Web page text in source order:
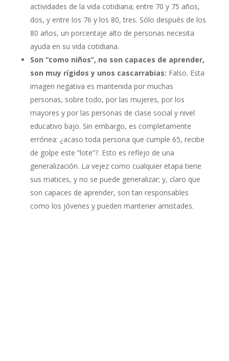
actividades de la vida cotidiana; entre 70 y 75 años,
dos, y entre los 76 y los 80, tres. Sólo después de los
80 años, un porcentaje alto de personas necesita
ayuda en su vida cotidiana.
Son “como niños”, no son capaces de aprender,
son muy rígidos y unos cascarrabias: Falso. Esta
imagen negativa es mantenida por muchas
personas, sobre todo, por las mujeres, por los
mayores y por las personas de clase social y nivel
educativo bajo. Sin embargo, es completamente
errónea: ¿acaso toda persona que cumple 65, recibe
de golpe este “lote”?. Esto es reflejo de una
generalización. La vejez como cualquier etapa tiene
sus matices, y no se puede generalizar; y, claro que
son capaces de aprender, son tan responsables
como los jóvenes y pueden mantener amistades.